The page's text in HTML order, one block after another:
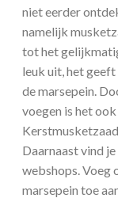
niet eerder
namelijk
tot het
leuk uit, het
de marsepein.
voegen is het
Daarnaast vind
webshops. Voeg
marsepein toe